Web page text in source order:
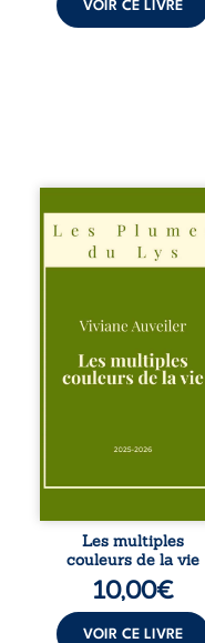
VOIR CE LIVRE
Trois récits, trois
existences saisies
à l’instant où tout
bascule. Une
l’apaisement, un
recouvre
l’espérance, tandis
pour en retrouver
Entre souvenirs,
désillusions, Les
multiples couleurs
de la vie explore la
force des liens, le
poids des non-dits
et la ...
Les multiples
couleurs de la vie
10,00€
VOIR CE LIVRE